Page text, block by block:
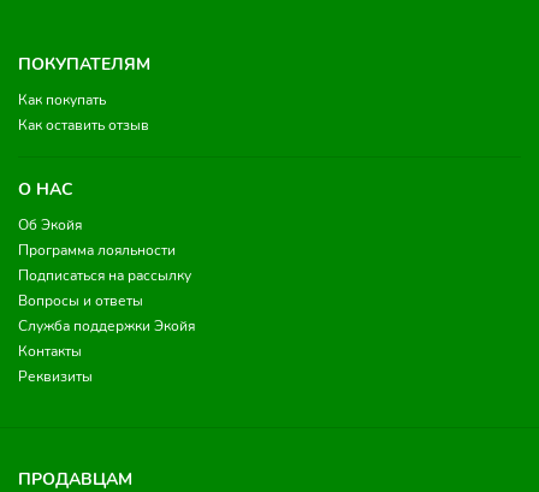
ПОКУПАТЕЛЯМ
Как покупать
Как оставить отзыв
О НАС
Об Экойя
Программа лояльности
Подписаться на рассылку
Вопросы и ответы
Служба поддержки Экойя
Контакты
Реквизиты
ПРОДАВЦАМ